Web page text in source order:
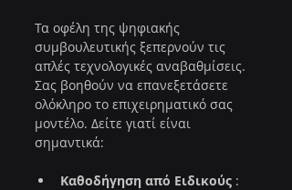
Τα οφέλη της ψηφιακής
συμβουλευτικής ξεπερνούν τις
απλές τεχνολογικές αναβαθμίσεις.
Σας βοηθούν να επανεξετάσετε
ολόκληρο το επιχειρηματικό σας
μοντέλο. Δείτε γιατί είναι
σημαντικά:
Καθοδήγηση από Ειδικούς :